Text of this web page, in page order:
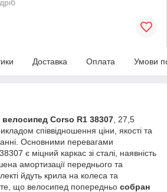
Доставка Оплата Умови
Corso R1 38307 , 27,5
співвідношення ціни, якості та
Основними перевагами
є міцний каркас зі сталі, наявність
амортизації переднього та
йдуть крила на колеса та
що велосипед попередньо собран